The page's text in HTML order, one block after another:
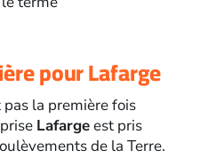
pour Lafarge
pas la première fois
Lafargeest pris
de la Terre.